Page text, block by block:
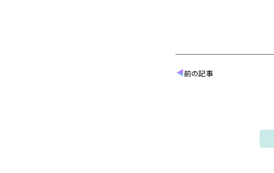
前の記事